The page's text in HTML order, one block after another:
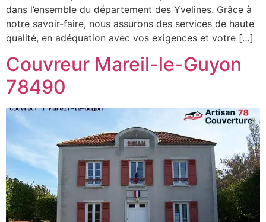
dans l’ensemble du département des Yvelines. Grâce à
notre savoir-faire, nous assurons des services de haute
qualité, en adéquation avec vos exigences et votre […]
Couvreur Mareil-le-Guyon
78490